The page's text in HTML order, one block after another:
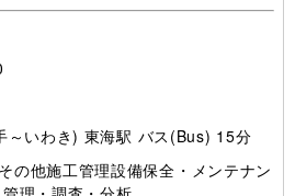
～いわき) 東海駅 バス(Bus) 15分
の他施工管理設備保全・メンテナン